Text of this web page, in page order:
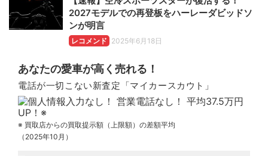
2027モデルでの再登板をハーレーダビッドソ
ンが明言
レコメンド 2025年6月18日
あなたの愛車が高く売れる！
電話が一切こない新査定「マイカースカウト」
※ 買取店からの買取提示額（上限額）の差額平均
（2025年10月）